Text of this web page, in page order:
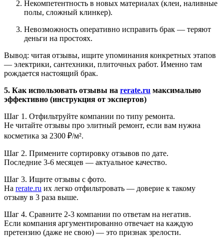
Некомпетентность в новых материалах (клеи, наливные
полы, сложный клинкер).
Невозможность оперативно исправить брак — теряют
деньги на простоях.
Вывод: читая отзывы, ищите упоминания конкретных этапов
— электрики, сантехники, плиточных работ. Именно там
рождается настоящий брак.
5. Как использовать отзывы на rerate.ru максимально
эффективно (инструкция от экспертов)
Шаг 1. Отфильтруйте компании по типу ремонта.
Не читайте отзывы про элитный ремонт, если вам нужна
косметика за 2300 ₽/м².
Шаг 2. Примените сортировку отзывов по дате.
Последние 3-6 месяцев — актуальное качество.
Шаг 3. Ищите отзывы с фото.
На rerate.ru их легко отфильтровать — доверие к такому
отзыву в 3 раза выше.
Шаг 4. Сравните 2-3 компании по ответам на негатив.
Если компания аргументированно отвечает на каждую
претензию (даже не свою) — это признак зрелости.